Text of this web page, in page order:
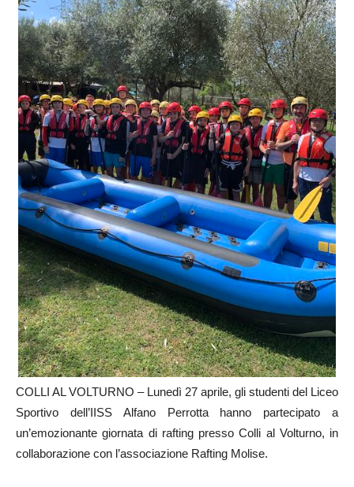
COLLI AL VOLTURNO – Lunedì 27 aprile, gli studenti del Liceo
Sportivo dell’IISS Alfano Perrotta hanno partecipato a
un’emozionante giornata di rafting presso Colli al Volturno, in
collaborazione con l’associazione Rafting Molise.